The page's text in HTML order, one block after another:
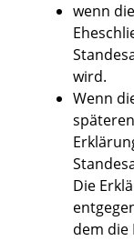
wenn
wird.
Wenn
Die
dem die